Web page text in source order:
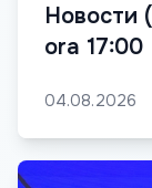
Новости
ora 17:00
04.08.2026